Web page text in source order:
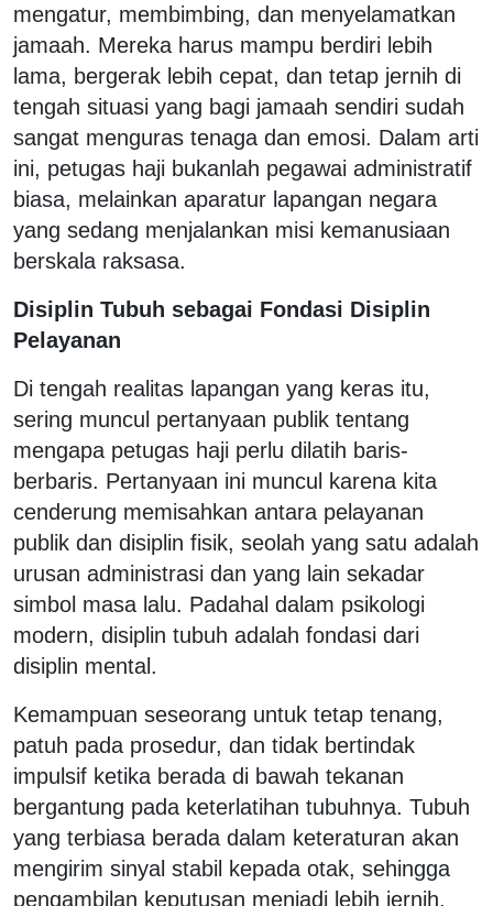
mengatur, membimbing, dan menyelamatkan
jamaah. Mereka harus mampu berdiri lebih
lama, bergerak lebih cepat, dan tetap jernih di
tengah situasi yang bagi jamaah sendiri sudah
sangat menguras tenaga dan emosi. Dalam arti
ini, petugas haji bukanlah pegawai administratif
biasa, melainkan aparatur lapangan negara
yang sedang menjalankan misi kemanusiaan
berskala raksasa.
Disiplin Tubuh sebagai Fondasi Disiplin
Pelayanan
Di tengah realitas lapangan yang keras itu,
sering muncul pertanyaan publik tentang
mengapa petugas haji perlu dilatih baris-
berbaris. Pertanyaan ini muncul karena kita
cenderung memisahkan antara pelayanan
publik dan disiplin fisik, seolah yang satu adalah
urusan administrasi dan yang lain sekadar
simbol masa lalu. Padahal dalam psikologi
modern, disiplin tubuh adalah fondasi dari
disiplin mental.
Kemampuan seseorang untuk tetap tenang,
patuh pada prosedur, dan tidak bertindak
impulsif ketika berada di bawah tekanan
bergantung pada keterlatihan tubuhnya. Tubuh
yang terbiasa berada dalam keteraturan akan
mengirim sinyal stabil kepada otak, sehingga
pengambilan keputusan menjadi lebih jernih.